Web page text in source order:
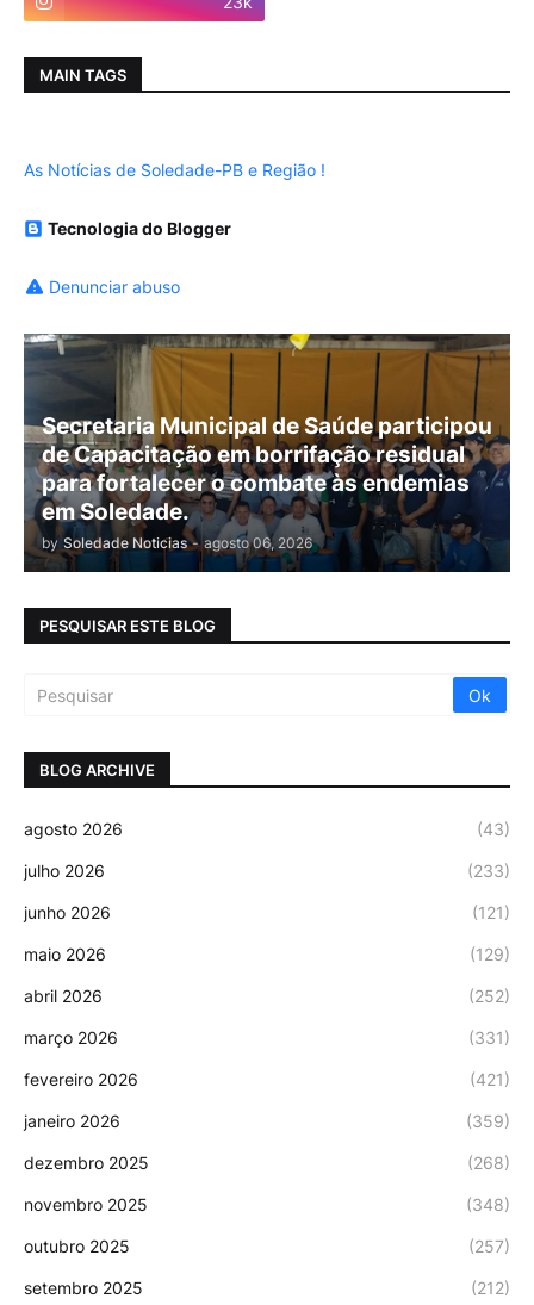
MAIN TAGS
As Notícias de Soledade-PB e Região !
Tecnologia do Blogger
Denunciar abuso
Secretaria Municipal de Saúde participou
de Capacitação em borrifação residual
para fortalecer o combate às endemias
em Soledade.
by Soledade Noticias - agosto 06, 2026
PESQUISAR ESTE BLOG
BLOG ARCHIVE
agosto 2026 (43)
julho 2026 (233)
junho 2026 (121)
maio 2026 (129)
abril 2026 (252)
março 2026 (331)
fevereiro 2026 (421)
janeiro 2026 (359)
dezembro 2025 (268)
novembro 2025 (348)
outubro 2025 (257)
setembro 2025 (212)